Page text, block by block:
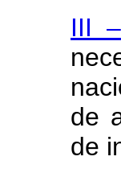
III –
de
de